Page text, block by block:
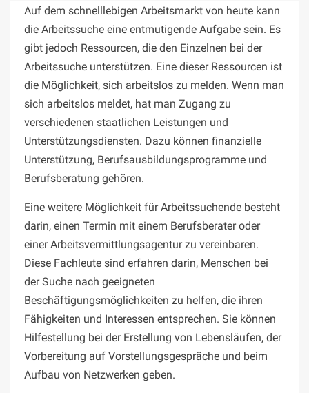
Auf dem schnelllebigen Arbeitsmarkt von heute kann
die Arbeitssuche eine entmutigende Aufgabe sein. Es
gibt jedoch Ressourcen, die den Einzelnen bei der
Arbeitssuche unterstützen. Eine dieser Ressourcen ist
die Möglichkeit, sich arbeitslos zu melden. Wenn man
sich arbeitslos meldet, hat man Zugang zu
verschiedenen staatlichen Leistungen und
Unterstützungsdiensten. Dazu können finanzielle
Unterstützung, Berufsausbildungsprogramme und
Berufsberatung gehören.
Eine weitere Möglichkeit für Arbeitssuchende besteht
darin, einen Termin mit einem Berufsberater oder
einer Arbeitsvermittlungsagentur zu vereinbaren.
Diese Fachleute sind erfahren darin, Menschen bei
der Suche nach geeigneten
Beschäftigungsmöglichkeiten zu helfen, die ihren
Fähigkeiten und Interessen entsprechen. Sie können
Hilfestellung bei der Erstellung von Lebensläufen, der
Vorbereitung auf Vorstellungsgespräche und beim
Aufbau von Netzwerken geben.